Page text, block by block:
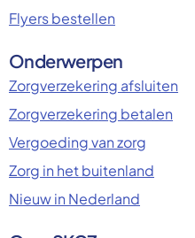
Flyers bestellen
Onderwerpen
Zorgverzekering afsluiten
Zorgverzekering betalen
Vergoeding van zorg
Zorg in het buitenland
Nieuw in Nederland